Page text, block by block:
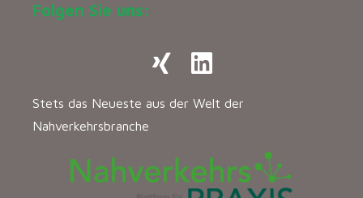
Folgen Sie uns:
Stets das Neueste aus der Welt der
Nahverkehrsbranche